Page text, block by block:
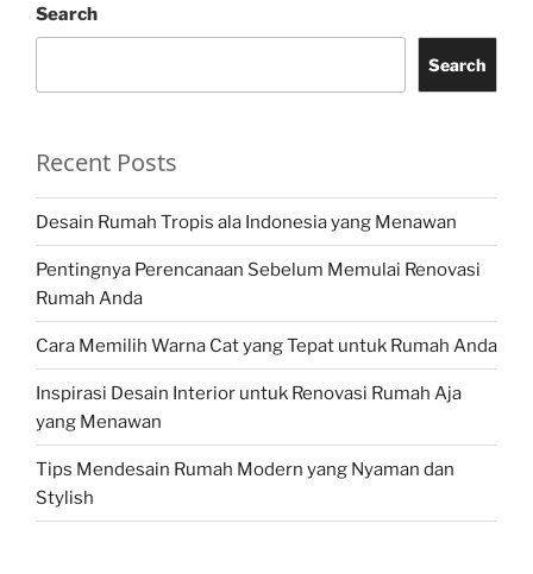
Search
Search
Recent Posts
Desain Rumah Tropis ala Indonesia yang Menawan
Pentingnya Perencanaan Sebelum Memulai Renovasi
Rumah Anda
Cara Memilih Warna Cat yang Tepat untuk Rumah Anda
Inspirasi Desain Interior untuk Renovasi Rumah Aja
yang Menawan
Tips Mendesain Rumah Modern yang Nyaman dan
Stylish